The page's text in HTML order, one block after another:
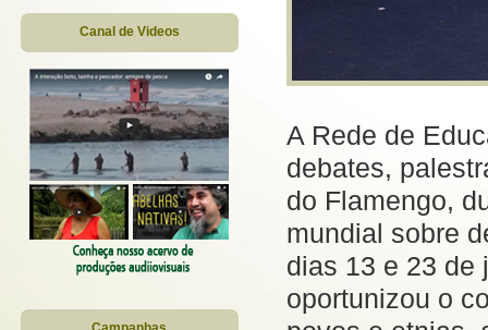
Canal de Videos
A Rede de
debates,
do Flamengo,
mundial sobre
dias 13 e 23 de
oportunizou o